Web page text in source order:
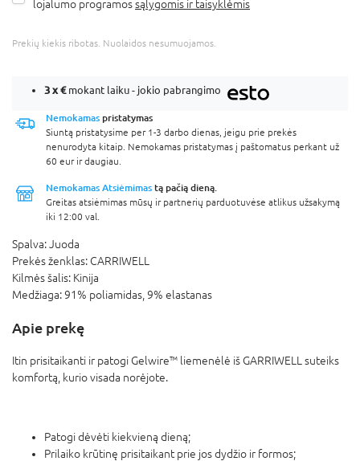
lojalumo programossąlygomis ir taisyklėmis
Prekių kiekis ribotas. Nuolaidos nesumuojamos.
3 x€mokant laiku - jokio pabrangimo
Nemokamas pristatymas
Siuntą pristatysime per 1-3 darbo dienas, jeigu prie prekės
nenurodyta kitaip. Nemokamas pristatymas į paštomatus perkant už
60 eur ir daugiau.
Nemokamas Atsiėmimas tą pačią dieną.
Greitas atsiėmimas mūsų ir partnerių parduotuvėse atlikus užsakymą
iki 12:00 val.
Spalva:Juoda
Prekės ženklas: CARRIWELL
Kilmės šalis: Kinija
Medžiaga: 91% poliamidas, 9% elastanas
Apie prekę
Itin prisitaikanti ir patogi Gelwire™ liemenėlė iš GARRIWELL suteiks
komfortą, kurio visada norėjote.
Patogi dėvėti kiekvieną dieną;
Prilaiko krūtinę prisitaikant prie jos dydžio ir formos;